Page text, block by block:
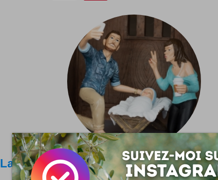
La crèche des Hipsters #Noel #Xmas